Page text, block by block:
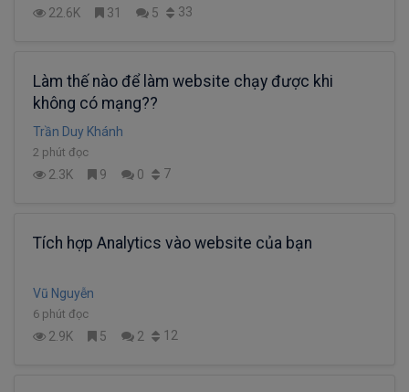
22.6K 31 5 33
Làm thế nào để làm website chạy được khi
không có mạng??
Trần Duy Khánh
2 phút đọc
2.3K 9 0 7
Tích hợp Analytics vào website của bạn
Vũ Nguyễn
6 phút đọc
2.9K 5 2 12